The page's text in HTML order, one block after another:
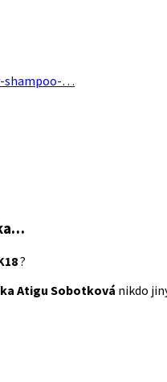
shampoo-…
?
Atigu Sobotková nikdo